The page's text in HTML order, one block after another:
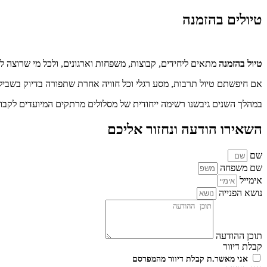
טיולים בהזמנה
טיול בהזמנה מתאים ליחידים, קבוצות, משפחות וארגונים, ולכל מי שרוצה
אם חיפשתם טיול תרבות, מסע רגלי וכל חוויה אחרת שתפורה בדיוק
במהלך השנים גיבשנו רשימה ייחודית של מסלולים מרתקים המיועדים
השאירו הודעה ונחזור אליכם
שם
שם משפחה
אימייל
נושא הפנייה
תוכן ההודעה
קבלת דיוור
אני מאשר.ת קבלת דיוור מהמפרסם